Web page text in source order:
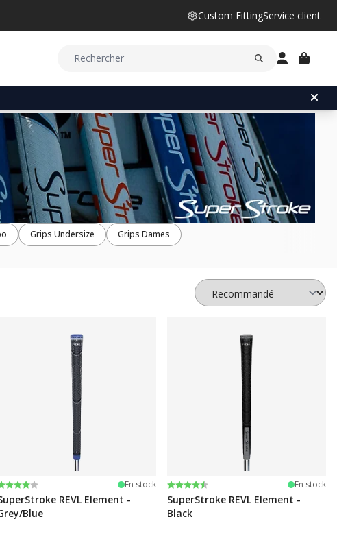
Custom FittingService client
Grips Undersize Grips Dames
sur 5 étoiles En stock
REVL Element -
Blue
Note:
4.7 sur 5 étoiles En stock
SuperStroke REVL Element -
Black